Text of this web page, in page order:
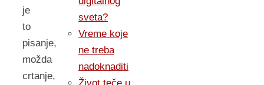
je
to
pisanje,
možda
crtanje,
sveta?
Vreme koje
ne treba
nadoknaditi